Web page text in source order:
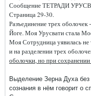
Сообщение ТЕТРАДИ
Страница 29-30.
Разъединение трех
Йоге. Моя Урусвати стала
Моя Сотрудница уявилась не
и на разделении трех
оболочки, но при
Выделение Зерна Духа без
сознания в нём говорит о